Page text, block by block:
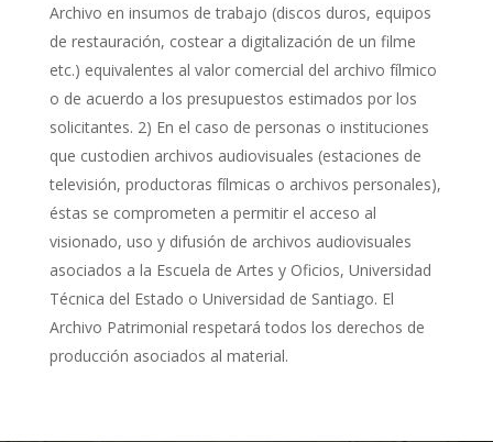
Archivo en insumos de trabajo (discos duros, equipos
de restauración, costear a digitalización de un filme
etc.) equivalentes al valor comercial del archivo fílmico
o de acuerdo a los presupuestos estimados por los
solicitantes. 2) En el caso de personas o instituciones
que custodien archivos audiovisuales (estaciones de
televisión, productoras fílmicas o archivos personales),
éstas se comprometen a permitir el acceso al
visionado, uso y difusión de archivos audiovisuales
asociados a la Escuela de Artes y Oficios, Universidad
Técnica del Estado o Universidad de Santiago. El
Archivo Patrimonial respetará todos los derechos de
producción asociados al material.